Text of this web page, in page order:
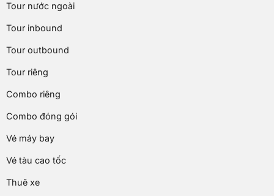
Tour nước ngoài
Tour inbound
Tour outbound
Tour riêng
Combo riêng
Combo đóng gói
Vé máy bay
Vé tàu cao tốc
Thuê xe